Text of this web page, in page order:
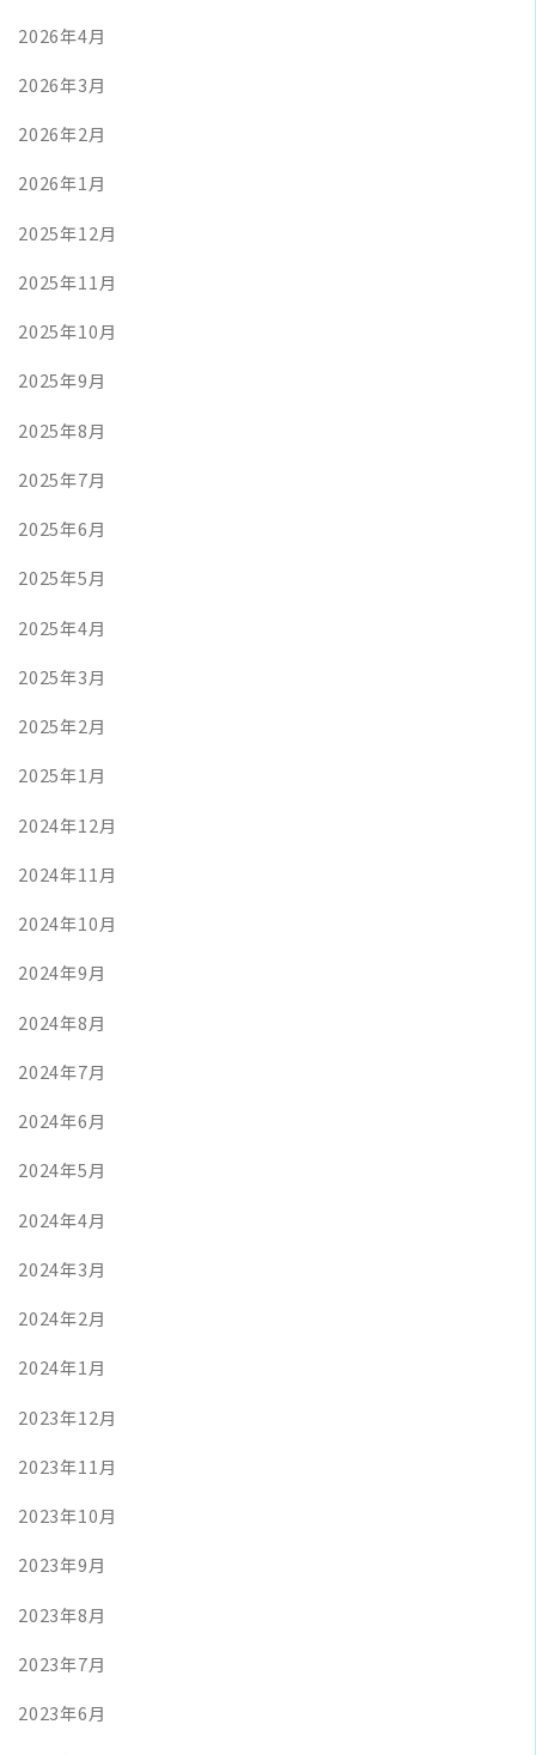
2026年4月
2026年3月
2026年2月
2026年1月
2025年12月
2025年11月
2025年10月
2025年9月
2025年8月
2025年7月
2025年6月
2025年5月
2025年4月
2025年3月
2025年2月
2025年1月
2024年12月
2024年11月
2024年10月
2024年9月
2024年8月
2024年7月
2024年6月
2024年5月
2024年4月
2024年3月
2024年2月
2024年1月
2023年12月
2023年11月
2023年10月
2023年9月
2023年8月
2023年7月
2023年6月